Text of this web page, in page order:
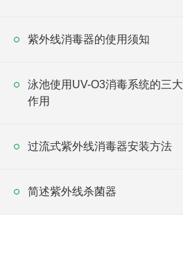
紫外线消毒器的使用须知
泳池使用UV-O3消毒系统的三大
作用
过流式紫外线消毒器安装方法
简述紫外线杀菌器